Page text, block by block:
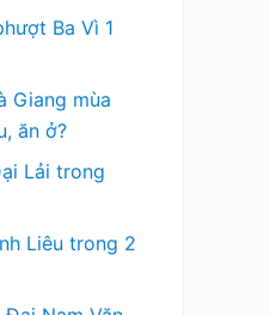
Ba Vì 1
Giang mùa
ăn ở?
Lải trong
Liêu trong 2